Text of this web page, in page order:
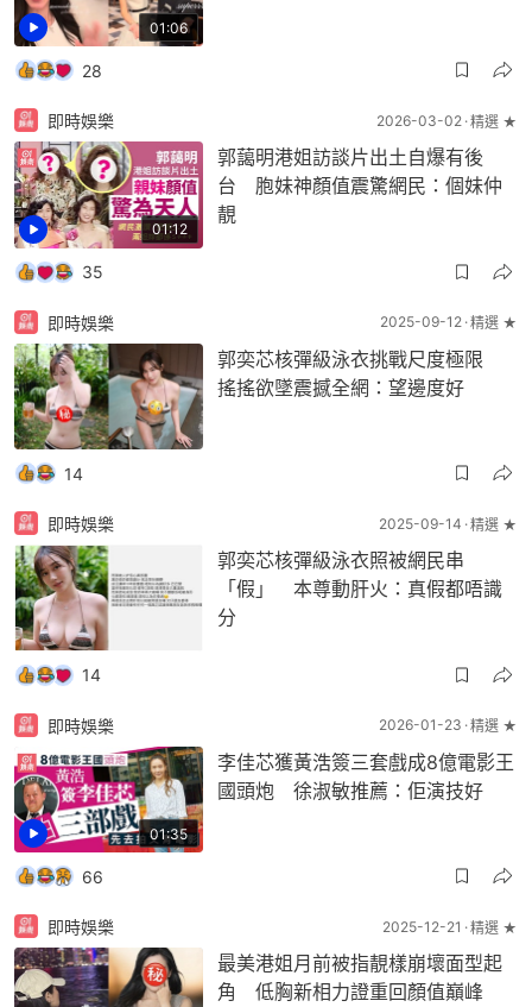
01:06
28
01:12
即時娛樂 2026-03-02 精選 ★
郭藹明港姐訪談片出土自爆有後
台 胞妹神顏值震驚網民：個妹仲
靚
35
即時娛樂 2025-09-12 精選 ★
郭奕芯核彈級泳衣挑戰尺度極限
搖搖欲墜震撼全網：望邊度好
14
即時娛樂 2025-09-14 精選 ★
郭奕芯核彈級泳衣照被網民串
「假」 本尊動肝火：真假都唔識
分
14
01:35
即時娛樂 2026-01-23 精選 ★
李佳芯獲黃浩簽三套戲成8億電影王
國頭炮 徐淑敏推薦：佢演技好
66
即時娛樂 2025-12-21 精選 ★
最美港姐月前被指靚樣崩壞面型起
角 低胸新相力證重回顏值巔峰